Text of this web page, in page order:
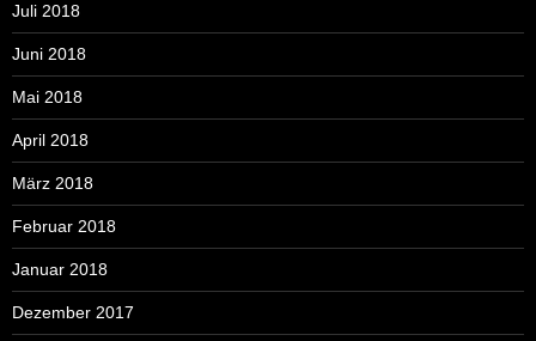
Juli 2018
Juni 2018
Mai 2018
April 2018
März 2018
Februar 2018
Januar 2018
Dezember 2017